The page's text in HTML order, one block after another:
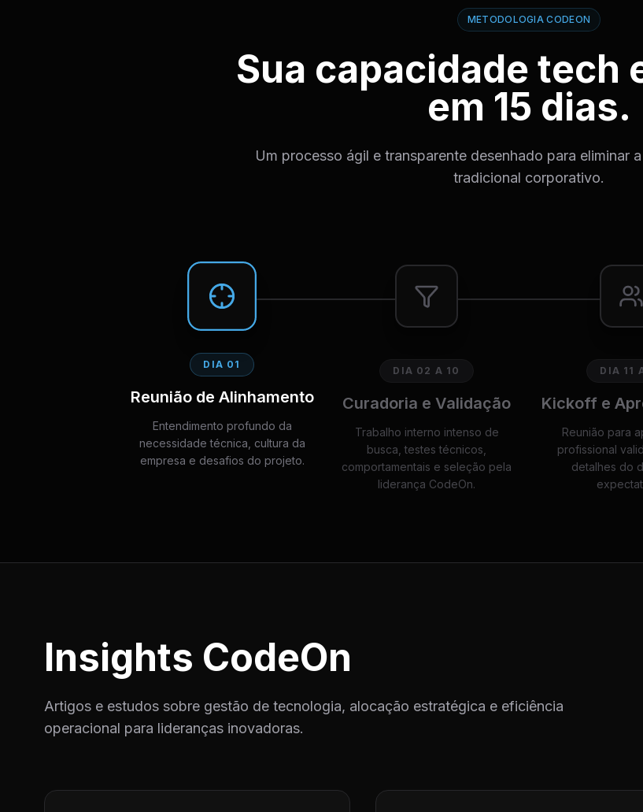
METODOLOGIA CODEON
Sua capacidade tech
em 15 dias.
Um processo ágil e transparente desenhado para eliminar
tradicional corporativo.
DIA 01
Reunião de Alinhamento
Entendimento profundo da
necessidade técnica, cultura da
empresa e desafios do projeto.
DIA 02 A 10
Curadoria e Validação
Trabalho interno intenso de
busca, testes técnicos,
comportamentais e seleção pela
liderança CodeOn.
DIA 11
Kickoff e
Reunião para
profissional
detalhes do
Insights CodeOn
Artigos e estudos sobre gestão de tecnologia, alocação estratégica e eficiência
operacional para lideranças inovadoras.